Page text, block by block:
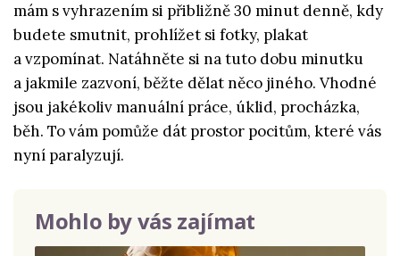
mám s vyhrazením si přibližně 30 minut denně, kdy
budete smutnit, prohlížet si fotky, plakat
a vzpomínat. Natáhněte si na tuto dobu minutku
a jakmile zazvoní, běžte dělat něco jiného. Vhodné
jsou jakékoliv manuální práce, úklid, procházka,
běh. To vám pomůže dát prostor pocitům, které vás
nyní paralyzují.
Mohlo by vás zajímat